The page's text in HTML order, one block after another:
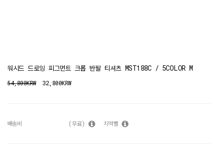
워시드 드로잉 피그먼트 크롭 반팔 티셔츠 MST188C / 5COLOR M
54,800KRW 32,800KRW
배송비 (무료) 지역별